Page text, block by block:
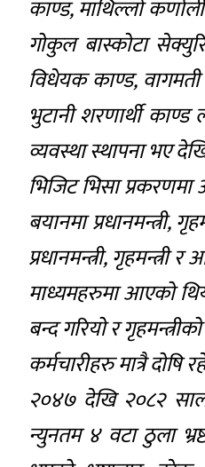
काण्ड, माथिल्लो
गोकुल बास्कोटा
विधेयक काण्ड,
भुटानी शरणार्थी
व्यवस्था स्थापना भए
भिजिट भिसा प्रकरणमा
बयानमा प्रधानमन्त्री,
प्रधानमन्त्री,
माध्यमहरुमा आएको
बन्द गरियो र
कर्मचारीहरु मात्रै
२०४७ देखि २०८२
न्युनतम ४ वटा ठुला